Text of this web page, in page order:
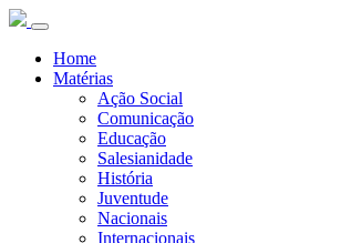
Home
Matérias
Ação Social
Comunicação
Educação
Salesianidade
História
Juventude
Nacionais
Internacionais